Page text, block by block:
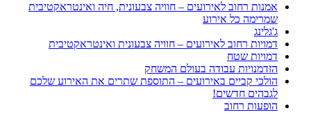
אמנות רחוב לאירועים – חוויה צבעונית, חיה ואינטראקטיבית
שמרימה כל אירוע
ג'גלינג
דמויות רחוב לאירועים – חוויה צבעונית ואינטראקטיבית
דמויות שטח
הזדמנויות עבודה בעולם המשחק
הולכי קביים באירועים – התוספת שתרים את האירוע שלכם
לגבהים חדשים!
הופעות רחוב